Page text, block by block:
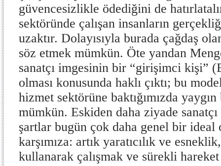
güvencesizlikle ödediğini de
sektöründe çalışan insanların
uzaktır. Dolayısıyla burada çağdaş
söz etmek mümkün. Öte yandan
sanatçı imgesinin bir “girişimci kişi”
olması konusunda haklı çıktı; bu
hizmet sektörüne baktığımızda
mümkün. Eskiden daha ziyade
şartlar bugün çok daha genel bir ideal
karşımıza: artık yaratıcılık ve
kullanarak çalışmak ve sürekli